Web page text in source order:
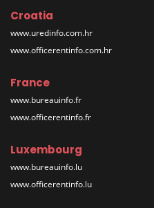
Croatia
www.uredinfo.com.hr
www.officerentinfo.com.hr
France
www.bureauinfo.fr
www.officerentinfo.fr
Luxembourg
www.bureauinfo.lu
www.officerentinfo.lu